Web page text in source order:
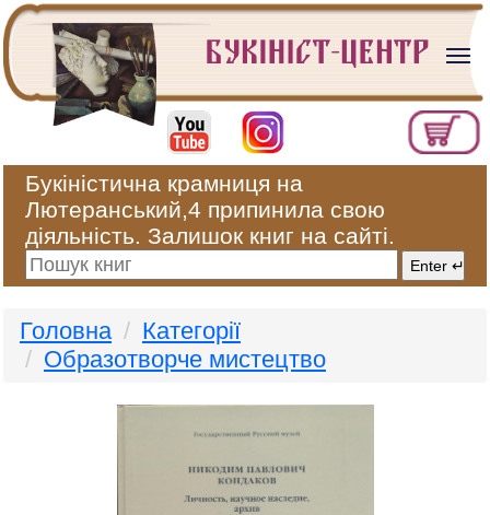
Букіністична крамниця на
Лютеранський,4 припинила свою
діяльність. Залишок книг на сайті.
Головна
Категорії
Образотворче мистецтво